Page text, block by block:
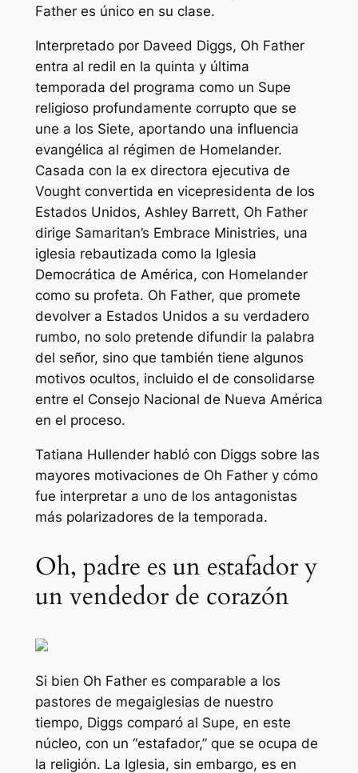
Father es único en su clase.
Interpretado por Daveed Diggs, Oh Father
entra al redil en la quinta y última
temporada del programa como un Supe
religioso profundamente corrupto que se
une a los Siete, aportando una influencia
evangélica al régimen de Homelander.
Casada con la ex directora ejecutiva de
Vought convertida en vicepresidenta de los
Estados Unidos, Ashley Barrett, Oh Father
dirige Samaritan’s Embrace Ministries, una
iglesia rebautizada como la Iglesia
Democrática de América, con Homelander
como su profeta. Oh Father, que promete
devolver a Estados Unidos a su verdadero
rumbo, no solo pretende difundir la palabra
del señor, sino que también tiene algunos
motivos ocultos, incluido el de consolidarse
entre el Consejo Nacional de Nueva América
en el proceso.
Tatiana Hullender habló con Diggs sobre las
mayores motivaciones de Oh Father y cómo
fue interpretar a uno de los antagonistas
más polarizadores de la temporada.
Oh, padre es un estafador y
un vendedor de corazón
Si bien Oh Father es comparable a los
pastores de megaiglesias de nuestro
tiempo, Diggs comparó al Supe, en este
núcleo, con un “estafador,”que se ocupa de
la religión. La Iglesia, sin embargo, es en